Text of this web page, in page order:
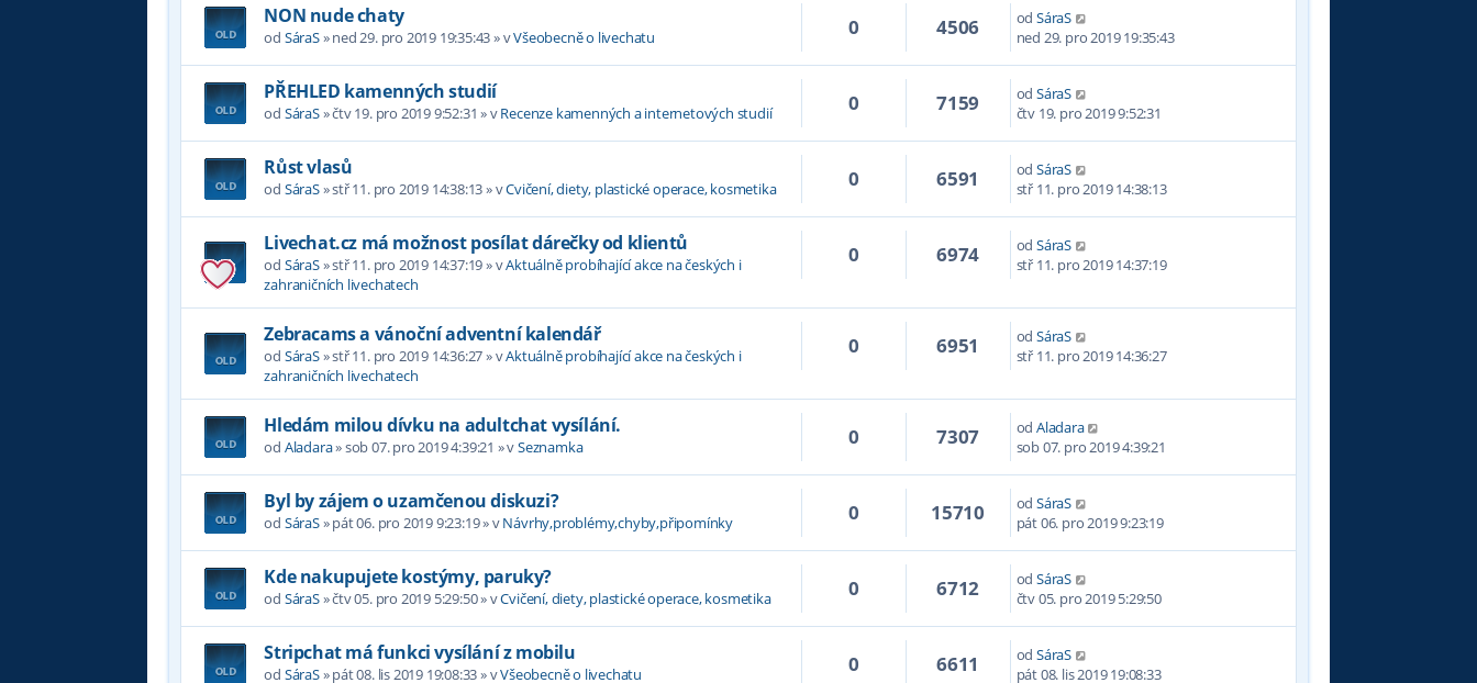
NON nude chaty
od SáraS»ned 29. pro 2019 19:35:43» vVšeobecně o livechatu 0 4506 od SáraS
ned 29. pro 2019 19:35:43
PŘEHLED kamenných studií
od SáraS»čtv 19. pro 2019 9:52:31 » vRecenze kamenných a internetových studií 0 7159 od SáraS
čtv 19. pro 2019 9:52:31
Růst vlasů
od SáraS»stř 11. pro 2019 14:38:13» vCvičení, diety, plastické operace, kosmetika 0 6591 od SáraS
stř 11. pro 2019 14:38:13
Livechat.cz má možnost posílat dárečky od klientů
od SáraS»stř 11. pro 2019 14:37:19» vAktuálně probíhající akce na českých i
zahraničních livechatech
0 6974 od SáraS
stř 11. pro 2019 14:37:19
Zebracams a vánoční adventní kalendář
od SáraS»stř 11. pro 2019 14:36:27» vAktuálně probíhající akce na českých i
zahraničních livechatech
0 6951 od SáraS
stř 11. pro 2019 14:36:27
Hledám milou dívku na adultchat vysílání.
od Aladara»sob 07. pro 2019 4:39:21 » vSeznamka 0 7307 od Aladara
sob 07. pro 2019 4:39:21
Byl by zájem o uzamčenou diskuzi?
od SáraS»pát 06. pro 2019 9:23:19» vNávrhy,problémy,chyby,připomínky 0 15710 od SáraS
pát 06. pro 2019 9:23:19
Kde nakupujete kostýmy, paruky?
od SáraS»čtv 05. pro 2019 5:29:50» vCvičení, diety, plastické operace, kosmetika 0 6712 od SáraS
čtv 05. pro 2019 5:29:50
Stripchat má funkci vysílání z mobilu
od SáraS»pát 08. lis 2019 19:08:33» vVšeobecně o livechatu 0 6611 od SáraS
pát 08. lis 2019 19:08:33